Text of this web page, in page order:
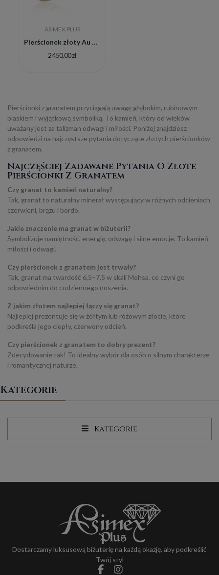
Kategorie
Kategorie
ASIMEX PLUS
Pierścionek złoty Au 585 z naturalnym granatem
2 450,00 zł
Pierścionki z granatem przyciągają uwagę głębokim, rubinowym
blaskiem i wyjątkową symboliką. To kamień, który od wieków
uważany jest za talizman odwagi i miłości. Poniżej znajdziesz
odpowiedzi na najczęstsze pytania dotyczące złotych pierścionków
z granatem.
Najczęściej Zadawane Pytania O Złote
Pierścionki Z Granatem
Czy granat to kamień naturalny?
Tak, granat to naturalny minerał występujący w różnych odcieniach
czerwieni, brązu i bordo.
Jakie znaczenie ma granat w biżuterii?
Symbolizuje namiętność, energię, odwagę i silne emocje. To kamień
miłości i odwagi.
Czy pierścionek z granatem jest trwały?
Tak, granat ma twardość 6,5–7,5 w skali Mohsa, co czyni go
odpowiednim do codziennego noszenia.
Z jakim złotem najlepiej łączy się granat?
Najlepiej prezentuje się w żółtym lub różowym złocie, które
podkreśla jego ciepły, czerwony odcień.
Czy pierścionek z granatem to dobry prezent?
Zdecydowanie tak! To idealny wybór dla osób o silnym charakterze
i romantycznej naturze.
Dostarczamy luksusową biżuterię na każdą okazję, aby podkreślić
Twój styl